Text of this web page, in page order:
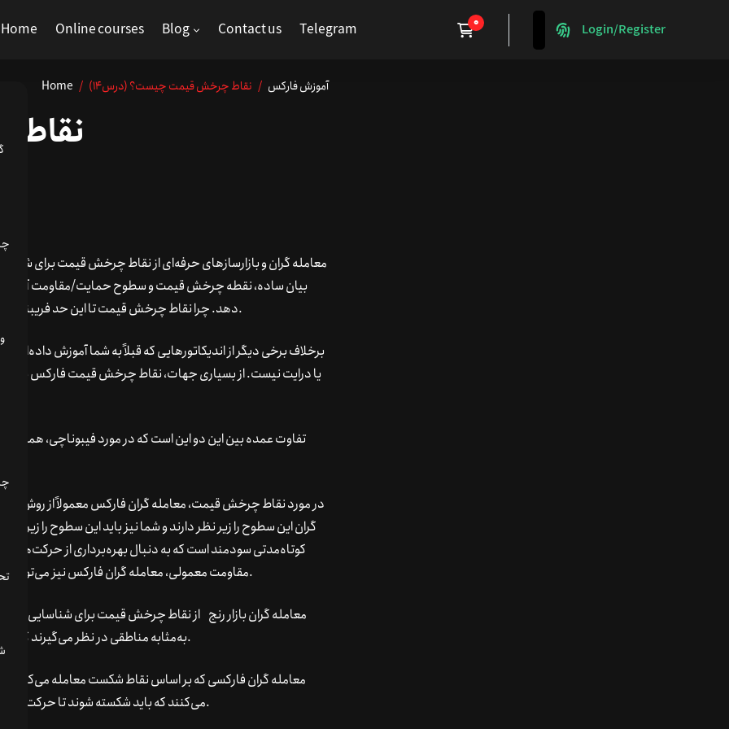
Home Online courses Blog Contact us Telegram Login/Register
Home / آموزش فارکس / نقاط چرخش قیمت چیست؟ (درس14)
معامله گران و بازارسازهای حرفه‌ای از نقاط چرخش قیمت برای
بیان ساده، نقطه چرخش قیمت و سطوح حمایت/مقاومت آن
دهد. چرا نقاط چرخش قیمت تا این حد فریبنده و جذاب هستند؟ به این دلیل که آنها عینی و ملموس هستند.
برخلاف برخی دیگر از اندیکاتورهایی که قبلاً به شما آموزش
یا درایت نیست. از بسیاری جهات، نقاط چرخش قیمت فارکس بسیار
تفاوت عمده بین این دو این است که در مورد فیبوناچی،
در مورد نقاط چرخش قیمت، معامله گران فارکس معمولاً از روش
گران این سطوح را زیر نظر دارند و شما نیز باید این سطوح را زیر
کوتاه‌مدتی سودمند است که به دنبال بهره‌برداری از حرکت‌ها
مقاومت معمولی، معامله گران فارکس نیز می‌توانند بر اساس واکنش یا شکست این سطوح اقدام به معامله کنند.
معامله گران بازار رنج از نقاط چرخش قیمت برای شناسایی
به‌مثابه مناطقی در نظر می‌گیرند که می‌توانند سفارش‌های خرید یا فروش خود را در آنجا ثبت کنند.
معامله گران فارکسی که بر اساس نقاط شکست معامله
می‌کنند که باید شکسته شوند تا حرکت قیمت به‌عنوان شکست معتبری جهت ورود به معامله تلقی شود.